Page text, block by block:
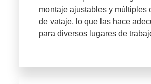
montaje ajustables y múltiples
de vataje, lo que las hace
para diversos lugares de